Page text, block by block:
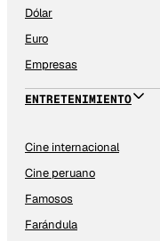
Dólar
Euro
Empresas
ENTRETENIMIENTO
Cine internacional
Cine peruano
Famosos
Farándula